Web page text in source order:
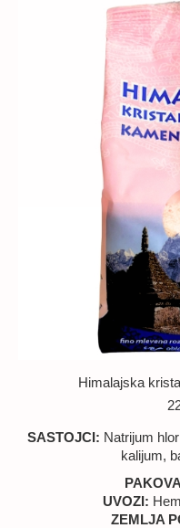
Himalajska
SASTOJCI: Natrijum
kalijum,
UVOZI:
ZEMLJA